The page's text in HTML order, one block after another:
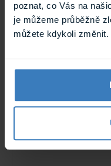
poznat, co Vás na
je můžeme průběžně
můžete kdykoli změnit.
oznamování z ...